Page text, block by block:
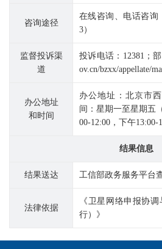
咨询途径
在线咨询、电话咨询
3）
监督投诉渠
道
投诉电话：12381；
ov.cn/bzxx/appellate/
办公地址
和时间
办公地址：北京市
间：星期一至星期五
00-12:00，下午13:00-
结果信息
结果送达 工信部政务服务平台
法律依据
《卫星网络申报协
行）》